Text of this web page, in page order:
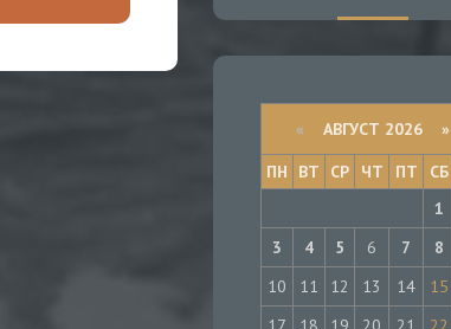
« АВГУСТ 2026 »
ПН
ВТ СР ЧТ ПТ СБ
1
3
4 5 6 7 8
10
11 12 13 14 15